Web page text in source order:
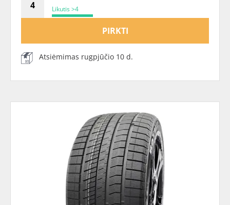
Likutis >4
PIRKTI
Atsiėmimas rugpjūčio 10 d.